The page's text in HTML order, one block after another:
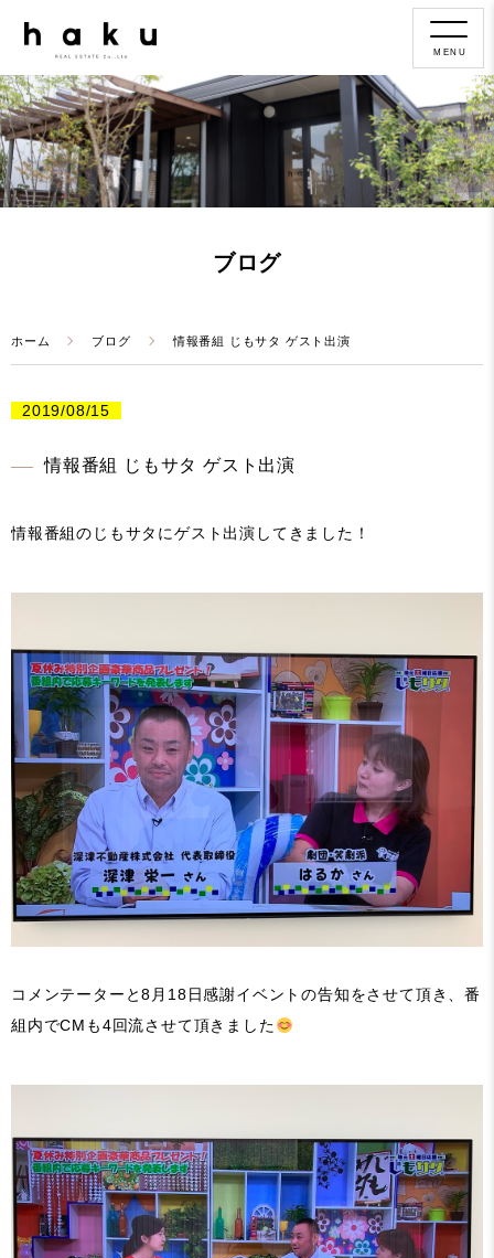
MENU
ブログ
ホーム ブログ 情報番組 じもサタ ゲスト出演
2019/08/15
情報番組 じもサタ ゲスト出演
情報番組のじもサタにゲスト出演してきました！
コメンテーターと8月18日感謝イベントの告知をさせて頂き、番
組内でCMも4回流させて頂きました